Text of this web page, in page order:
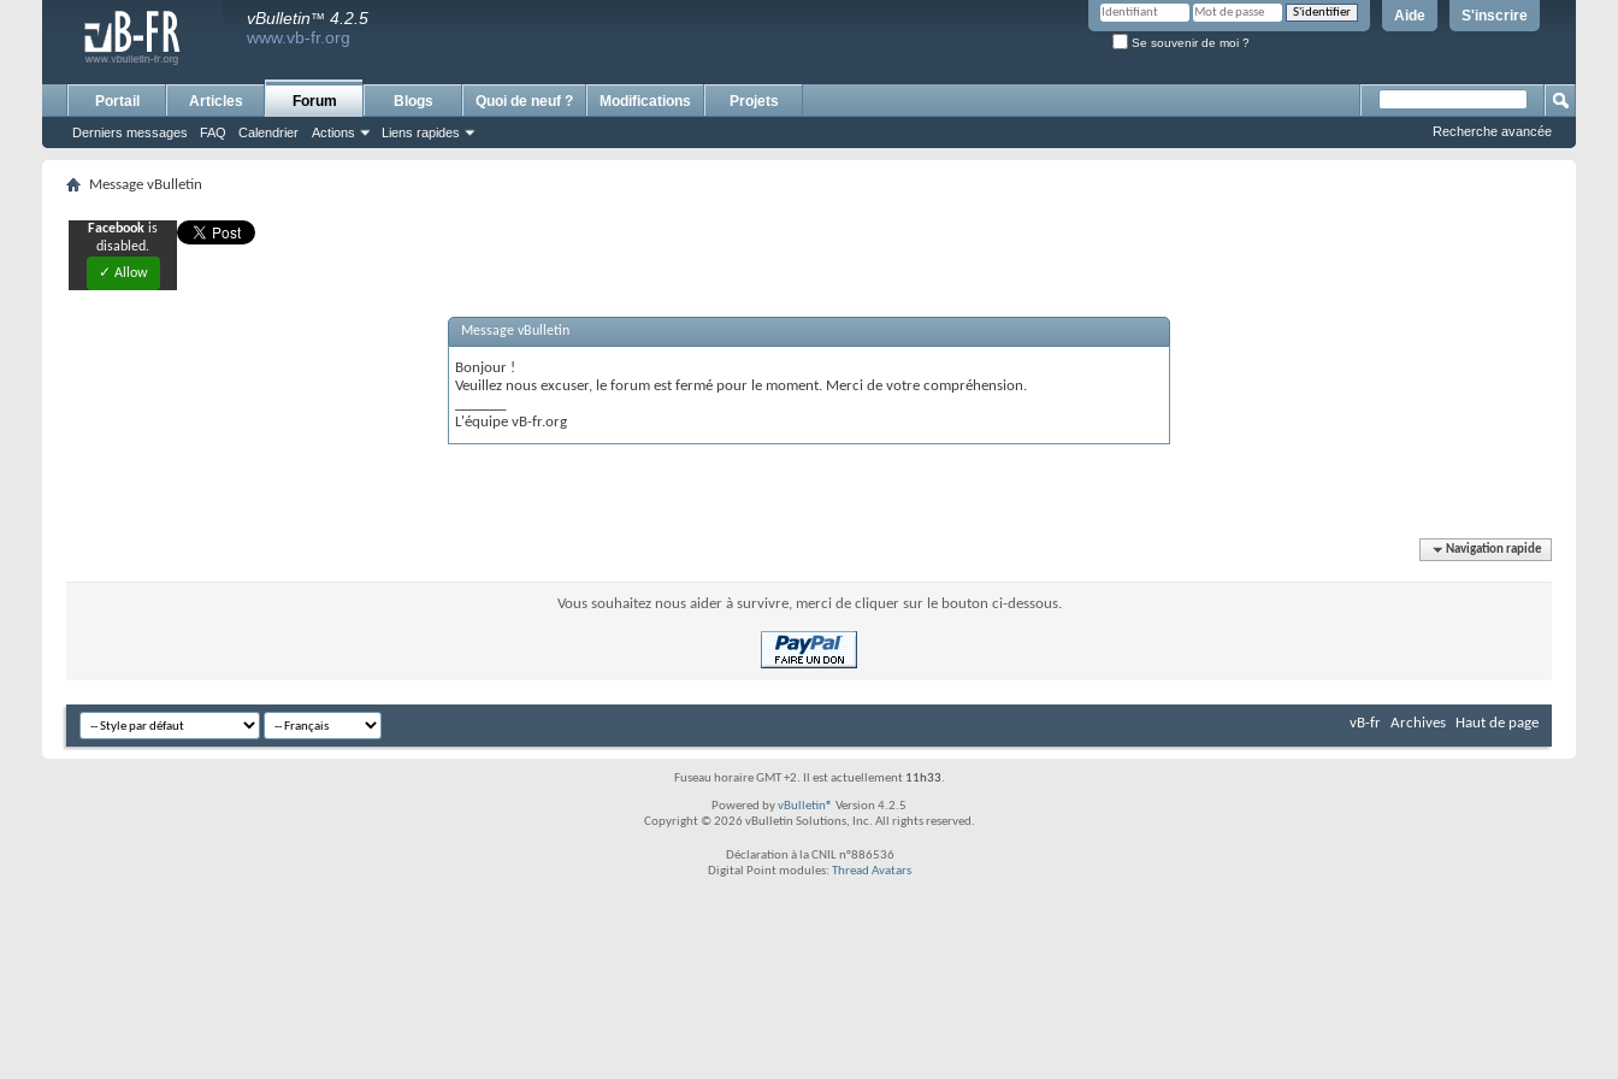
S'inscrire
Aide
Se souvenir de moi ?
vBulletin™ 4.2.5
www.vb-fr.org
Portail Articles Forum
Derniers messages FAQ Calendrier Actions Liens rapides
Blogs Quoi de neuf ? Modifications Projets
Recherche avancée
Message vBulletin
Facebook is
disabled.
✓ Allow
Message vBulletin
Bonjour !
Veuillez nous excuser, le forum est fermé pour le moment. Merci de votre compréhension.
L'équipe vB-fr.org
Navigation rapide
Vous souhaitez nous aider à survivre, merci de cliquer sur le bouton ci-dessous.
vB-fr Archives Haut de page
Fuseau horaire GMT +2. Il est actuellement 11h33.
Powered byvBulletin® Version 4.2.5
Copyright © 2026 vBulletin Solutions, Inc. All rights reserved.
Déclaration à la CNIL n°886536
Digital Point modules: Thread Avatars